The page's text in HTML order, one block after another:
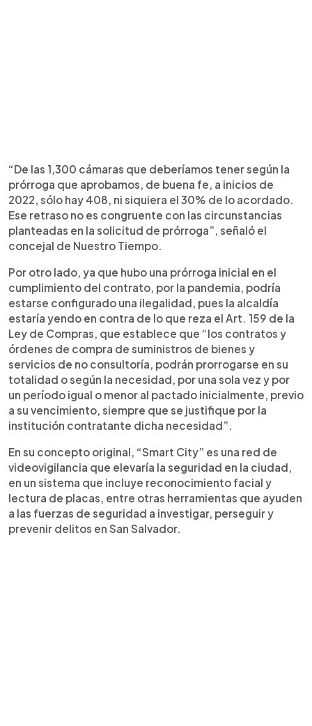
“De las 1,300 cámaras que deberíamos tener según la
prórroga que aprobamos, de buena fe, a inicios de
2022, sólo hay 408, ni siquiera el 30% de lo acordado.
Ese retraso no es congruente con las circunstancias
planteadas en la solicitud de prórroga”, señaló el
concejal de Nuestro Tiempo.
Por otro lado, ya que hubo una prórroga inicial en el
cumplimiento del contrato, por la pandemia, podría
estarse configurado una ilegalidad, pues la alcaldía
estaría yendo en contra de lo que reza el Art. 159 de la
Ley de Compras, que establece que “los contratos y
órdenes de compra de suministros de bienes y
servicios de no consultoría, podrán prorrogarse en su
totalidad o según la necesidad, por una sola vez y por
un período igual o menor al pactado inicialmente, previo
a su vencimiento, siempre que se justifique por la
institución contratante dicha necesidad”.
En su concepto original, “Smart City” es una red de
videovigilancia que elevaría la seguridad en la ciudad,
en un sistema que incluye reconocimiento facial y
lectura de placas, entre otras herramientas que ayuden
a las fuerzas de seguridad a investigar, perseguir y
prevenir delitos en San Salvador.